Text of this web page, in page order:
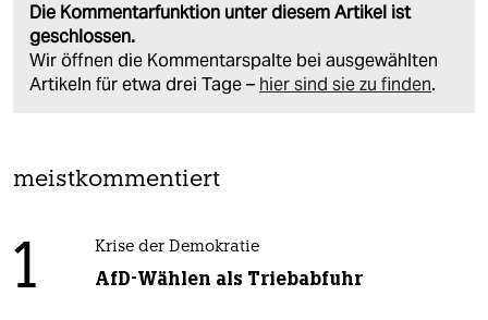
Die Kommentarfunktion unter diesem Artikel ist
geschlossen.
Wir öffnen die Kommentarspalte bei ausgewählten
Artikeln für etwa drei Tage – hier sind sie zu finden.
meistkommentiert
1 Krise der Demokratie
AfD-Wählen als Triebabfuhr